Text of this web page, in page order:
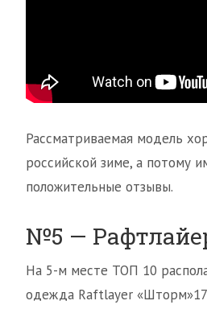
Рассматриваемая модель
российской зиме, а потому
положительные отзывы.
№5 —
На 5-м месте ТОП 10
одежда Raftlayer